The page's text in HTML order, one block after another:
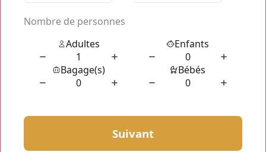
Qui sommes-nous?
Taxi Nanterre (92014)
est un service de